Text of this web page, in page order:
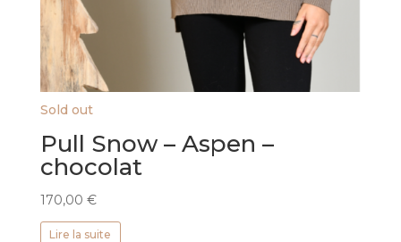
Sold out
Pull Snow – Aspen –
chocolat
170,00 €
Lire la suite